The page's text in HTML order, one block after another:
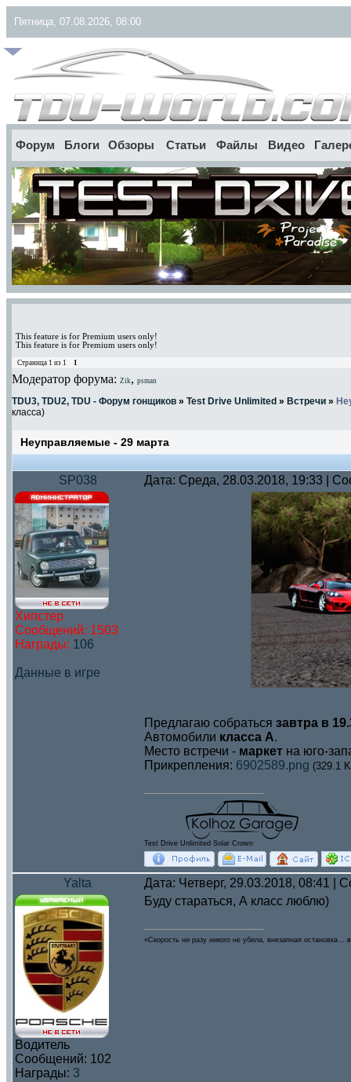
Пятница, 07.08.2026, 08:00
Форум Блоги Обзоры Статьи Файлы Видео
This feature is for Premium users only!
This feature is for Premium users only!
Страница 1 из 1 1
Модератор форума: Zik, psman
TDU3, TDU2, TDU - Форум гонщиков » Test Drive Unlimited » Встречи »
класса)
Неуправляемые - 29 марта
SP038 Дата: Среда, 28.03.2018, 19:33 |
Хипстер
Сообщений: 1503
Награды: 106
Данные в игре
Предлагаю собраться завтра в
Автомобили класса А.
Место встречи - маркет на юго-
Прикрепления: 6902589.png (329.1
Test Drive Unlimited Solar Crown
Yalta Дата: Четверг, 29.03.2018, 08:41 |
Водитель
Сообщений: 102
Награды: 3
Буду стараться, А класс люблю)
«Скорость ни разу никого не убила, внезапная остановка…